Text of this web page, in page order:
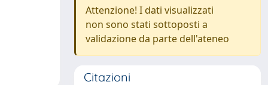
Attenzione! I dati visualizzati
non sono stati sottoposti a
validazione da parte dell'ateneo
Citazioni